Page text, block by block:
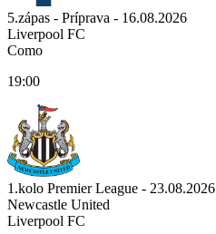
5.zápas - Príprava - 16.08.2026
Liverpool FC
Como
19:00
1.kolo Premier League - 23.08.2026
Newcastle United
Liverpool FC